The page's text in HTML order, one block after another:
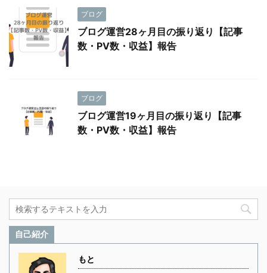
ブログ
ブログ運営28ヶ月目の振り返り【記事
数・PV数・収益】報告
ブログ
ブログ運営19ヶ月目の振り返り【記事
数・PV数・収益】報告
自己紹介
もと